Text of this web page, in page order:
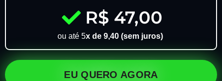
R$ 47,00
ou até 5x de 9,40 (sem juros)
EU QUERO AGORA